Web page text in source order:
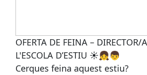
OFERTA DE FEINA – DIRECTOR/
L'ESCOLA D’ESTIU ☀️👧👦
Cerques feina aquest estiu?